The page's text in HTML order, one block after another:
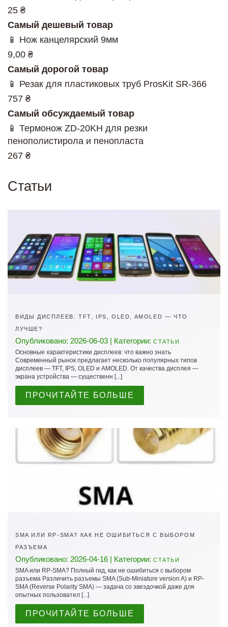
25 ₴
Самый дешевый товар
📱 Нож канцелярский 9мм
9,00 ₴
Самый дорогой товар
📱 Резак для пластиковых труб ProsKit SR-366
757 ₴
Самый обсуждаемый товар
📱 Термонож ZD-20KH для резки
пенополистирола и пенопласта
267 ₴
Статьи
ВИДЫ ДИСПЛЕЕВ: TFT, IPS, OLED, AMOLED — ЧТО
ЛУЧШЕ?
Опубликовано: 2026-06-03 | Категории: СТАТЬИ
Основные характеристики дисплеев: что важно знать
Современный рынок предлагает несколько популярных типов
дисплеев — TFT, IPS, OLED и AMOLED. От качества дисплея —
экрана устройства — существенн [...]
ПРОЧИТАЙТЕ БОЛЬШЕ
SMA ИЛИ RP-SMA? КАК НЕ ОШИБИТЬСЯ С ВЫБОРОМ
РАЗЪЕМА
Опубликовано: 2026-04-16 | Категории: СТАТЬИ
SMA или RP-SMA? Полный гид, как не ошибиться с выбором
разъема Различить разъемы SMA (Sub-Miniature version A) и RP-
SMA (Reverse Polarity SMA) — задача со звездочкой даже для
опытных пользовател [...]
ПРОЧИТАЙТЕ БОЛЬШЕ